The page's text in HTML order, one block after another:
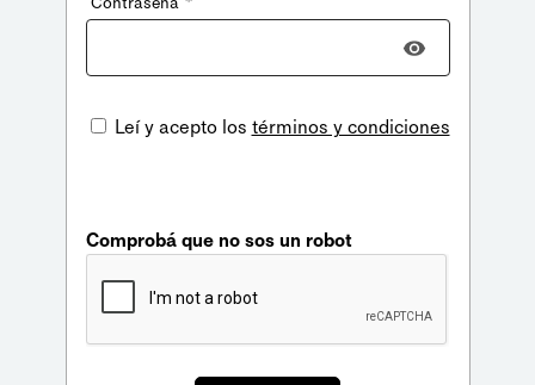
Leí y acepto los términos y condiciones
Comprobá que no sos un robot